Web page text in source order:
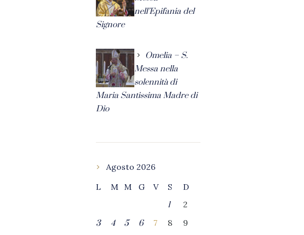
nell’Epifania del
Signore
Omelia – S.
Messa nella
solennità di
Maria Santissima Madre di
Dio
Agosto 2026
L
M M G V S
D
1
2
3
4 5 6 7 8
9